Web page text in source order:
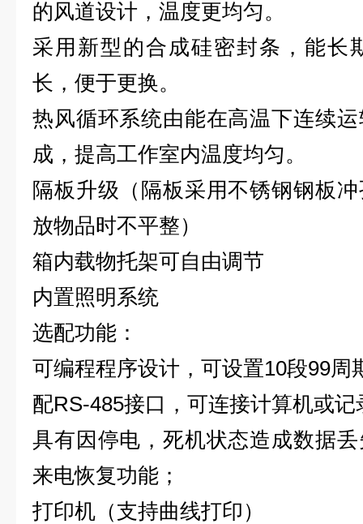
的风道设计，温度更均匀。
采用新型的合成硅密封条，能长
长，便于更换。
热风循环系统由能在高温下连续
成，提高工作室内温度均匀。
隔板升级（隔板采用不锈钢钢板
放物品时不平整）
箱内载物托架可自由调节
内置照明系统
选配功能：
可编程程序设计，可设置10段99周
配RS-485接口，可连接计算机或记
具有因停电，死机状态造成数据
来电恢复功能；
打印机（支持曲线打印）